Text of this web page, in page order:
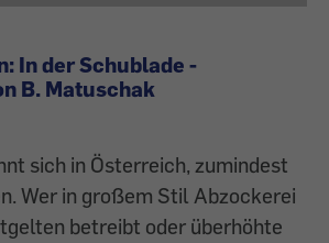
In der Schublade -
B. Matuschak
sich in Österreich, zumindest
Wer in großem Stil Abzockerei
betreibt oder überhöhte